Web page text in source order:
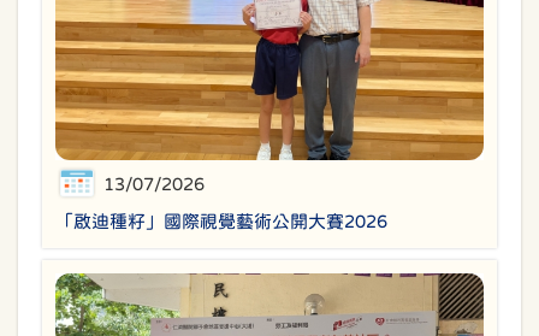
13/07/2026
「啟迪種籽」國際視覺藝術公開大賽2026